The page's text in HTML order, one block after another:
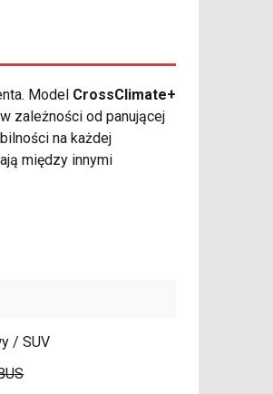
Model CrossClimate+
zależności od panującej
na każdej
między innymi
/ SUV